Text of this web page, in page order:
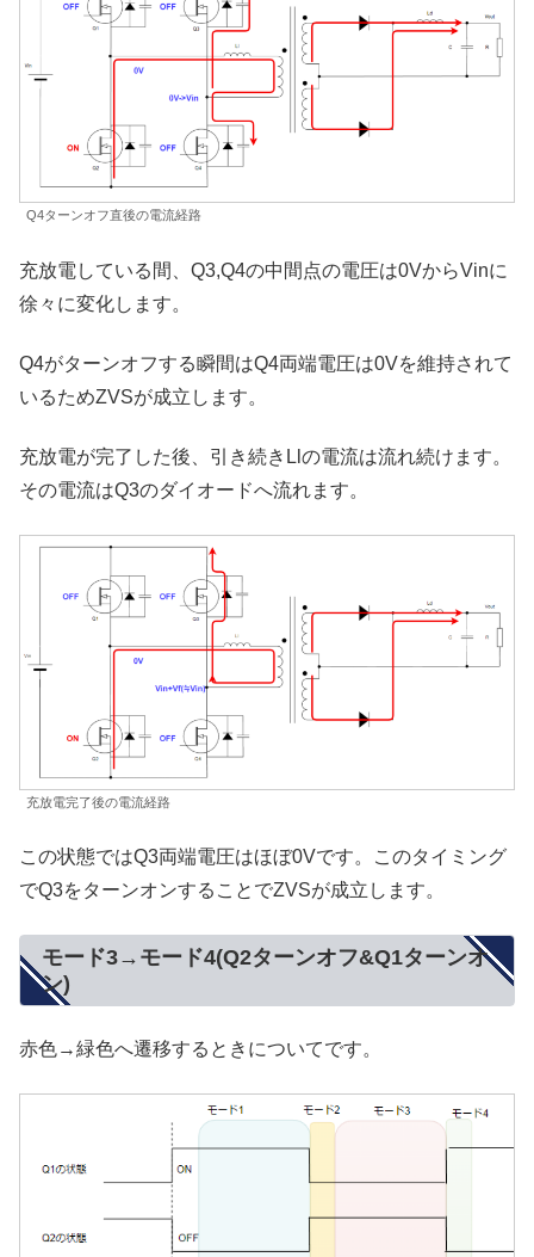
Q4ターンオフ直後の電流経路
充放電している間、Q3,Q4の中間点の電圧は0VからVinに
徐々に変化します。
Q4がターンオフする瞬間はQ4両端電圧は0Vを維持されて
いるためZVSが成立します。
充放電が完了した後、引き続きLlの電流は流れ続けます。
その電流はQ3のダイオードへ流れます。
充放電完了後の電流経路
この状態ではQ3両端電圧はほぼ0Vです。このタイミング
でQ3をターンオンすることでZVSが成立します。
モード3→モード4(Q2ターンオフ&Q1ターンオ
ン)
赤色→緑色へ遷移するときについてです。